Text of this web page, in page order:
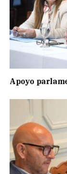
Apoyo